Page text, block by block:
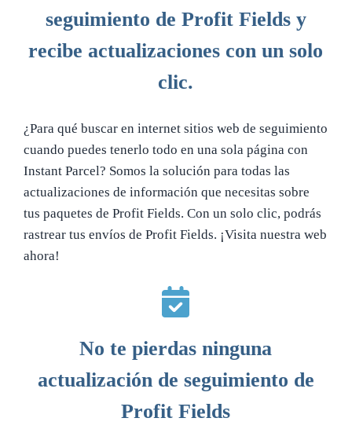
seguimiento de Profit Fields y
recibe actualizaciones con un solo
clic.
¿Para qué buscar en internet sitios web de seguimiento
cuando puedes tenerlo todo en una sola página con
Instant Parcel? Somos la solución para todas las
actualizaciones de información que necesitas sobre
tus paquetes de Profit Fields. Con un solo clic, podrás
rastrear tus envíos de Profit Fields. ¡Visita nuestra web
ahora!
No te pierdas ninguna
actualización de seguimiento de
Profit Fields